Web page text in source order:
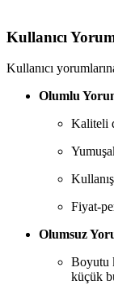
Kullanıcı
Kullanıcı
Olumlu
Kaliteli
Fiyat-
Olumsuz
Boyutu
küçük